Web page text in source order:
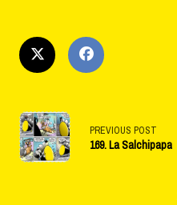
<span
class="nav-
PREVIOUS POST
169. La Salchipapa